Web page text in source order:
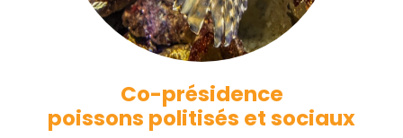
Co-présidence
poissons politisés et sociaux